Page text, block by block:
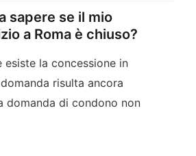
sapere se il mio
a Roma è chiuso?
esiste la concessione in
risulta ancora
domanda di condono non